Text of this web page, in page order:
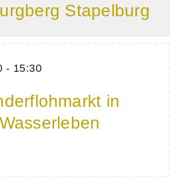
Stapelburg
- 15:30
in
Wasserleben